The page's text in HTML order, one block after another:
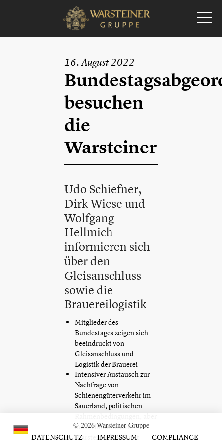
16. August 2022
besuchen
die
Warsteiner
Udo Schiefner,
Dirk Wiese und
Wolfgang
Hellmich
informieren sich
über den
Gleisanschluss
sowie die
Brauereilogistik
Mitglieder des
Bundestages zeigen sich
beeindruckt von
Gleisanschluss und
Logistik der Brauerei
Intensiver Austausch zur
Nachfrage von
Schienengüterverkehr im
Sauerland, politischen
auch Hindernissen
Warsteiner bietet mit
© 2026 Warsteiner Gruppe
DATENSCHUTZ
IMPRESSUM COMPLIANCE